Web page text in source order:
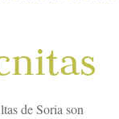
de Soria son